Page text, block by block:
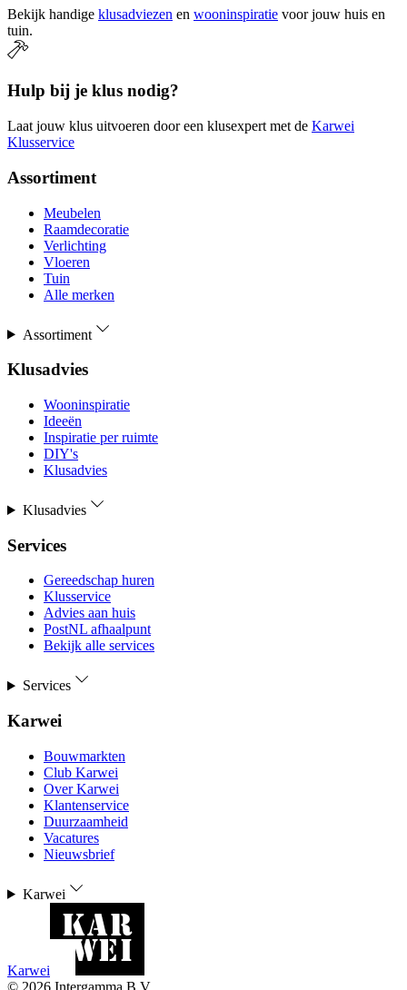
Bekijk handige klusadviezen en wooninspiratie voor jouw huis en
tuin.
Hulp bij je klus nodig?
Laat jouw klus uitvoeren door een klusexpert met de Karwei
Klusservice
Assortiment
Meubelen
Raamdecoratie
Verlichting
Vloeren
Tuin
Alle merken
Assortiment
Klusadvies
Wooninspiratie
Ideeën
Inspiratie per ruimte
DIY's
Klusadvies
Klusadvies
Services
Gereedschap huren
Klusservice
Advies aan huis
PostNL afhaalpunt
Bekijk alle services
Services
Karwei
Bouwmarkten
Club Karwei
Over Karwei
Klantenservice
Duurzaamheid
Vacatures
Nieuwsbrief
Karwei
Karwei
© 2026 Intergamma B.V.